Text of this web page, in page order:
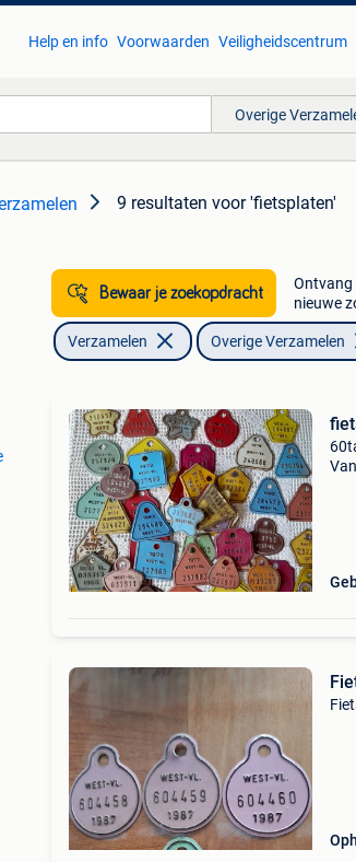
Help en info Voorwaarden Veiligheidscentrum
Overige
9 resultaten voor 'fietsplaten'
Bewaar je zoekopdracht
Ontvang
nieuwe
Verzamelen Overige Verzamelen